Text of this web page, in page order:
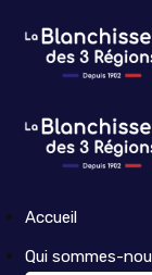
Accueil
Qui sommes-